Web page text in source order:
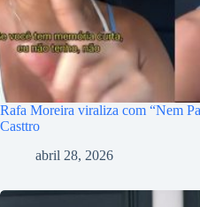
Rafa Moreira viraliza com “Nem
Casttro
abril 28, 2026